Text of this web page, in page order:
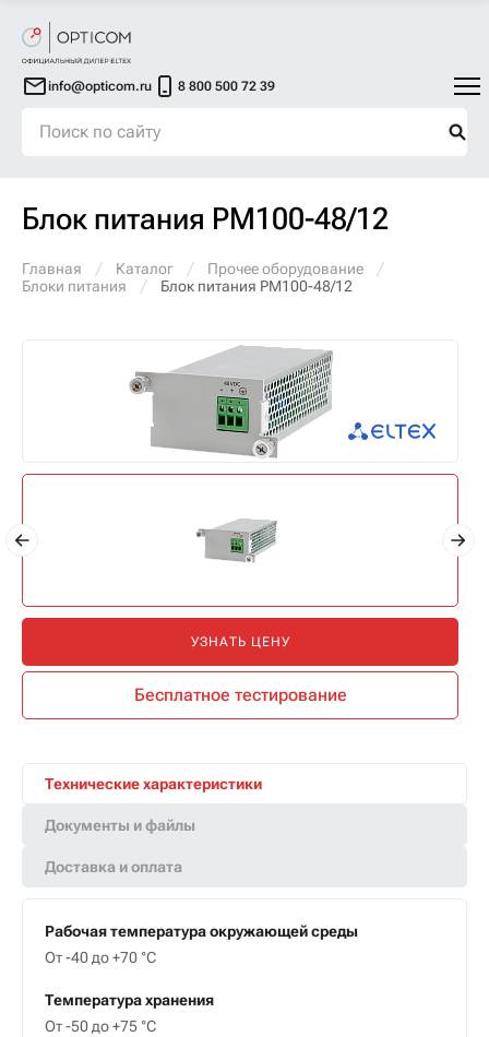
info@opticom.ru 8 800 500 72 39
Блок питания PM100-48/12
Главная Каталог
Прочее оборудование
Блоки питания
Блок питания PM100-48/12
УЗНАТЬ ЦЕНУ
Бесплатное тестирование
Технические характеристики
Документы и файлы
Доставка и оплата
Рабочая температура окружающей среды
От -40 до +70 °С
Температура хранения
От -50 до +75 °С